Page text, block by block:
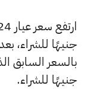
جنيهًا للشراء.